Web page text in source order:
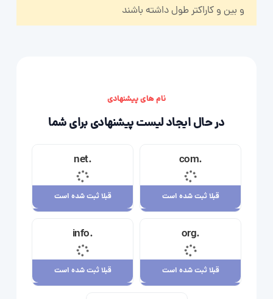
و بین و کاراکتر طول داشته باشند
نام های پیشنهادی
در حال ایجاد لیست پیشنهادی برای شما
.com
قبلا ثبت شده است
23,710,000 ریال
.net
قبلا ثبت شده است
34,120,000 ریال
.org
قبلا ثبت شده است
.info
قبلا ثبت شده است